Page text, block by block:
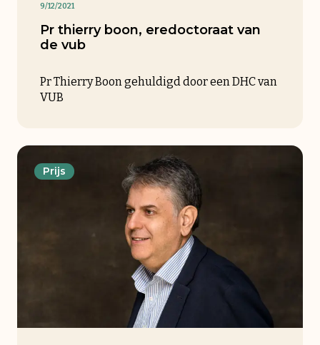
9/12/2021
Pr thierry boon, eredoctoraat van
de vub
Pr Thierry Boon gehuldigd door een DHC van
VUB
Prijs